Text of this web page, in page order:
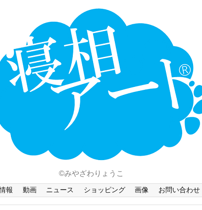
©みやざわりょうこ
報 動画 ニュース ショッピング 画像 お問い合わせ
催情報
ュース
ョッピング